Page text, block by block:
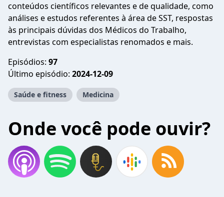
conteúdos científicos relevantes e de qualidade, como
análises e estudos referentes à área de SST, respostas
às principais dúvidas dos Médicos do Trabalho,
entrevistas com especialistas renomados e mais.
Episódios: 97
Último episódio: 2024-12-09
Saúde e fitness Medicina
Onde você pode ouvir?